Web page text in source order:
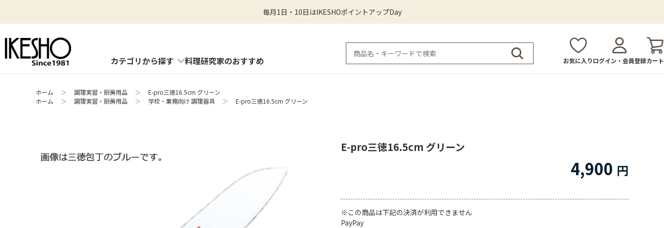
毎月1日・10日はIKESHOポイントアップDay
カテゴリから探す 料理研究家のおすすめ お気に入りログイン・会員登録カート
ホーム ＞ 調理実習・厨房用品 ＞
E-pro三徳16.5cm グリーン
ホーム
＞ 調理実習・厨房用品 ＞ 学校・業務向け 調理器具 ＞ E-pro三徳16.5cm グリーン
E-pro三徳16.5cm グリーン
4,900
※この商品は下記の決済が利用できません
PayPay